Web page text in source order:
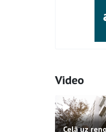
Video
Ceļā uz